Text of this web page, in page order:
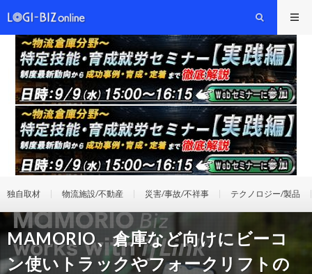
独自取材 物流施設/不動産 災害/事故/不祥事 テクノロジー/製品
MAMORIO、倉庫など向けにビーコ
ン使いトラックやフォークリフトの